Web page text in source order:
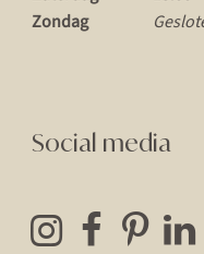
Zondag
Social media